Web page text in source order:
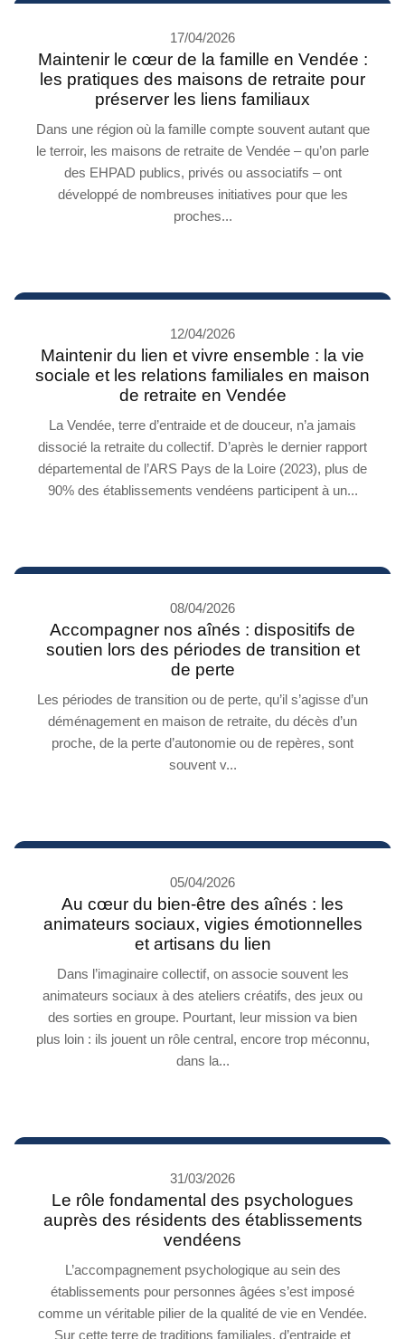
17/04/2026
Maintenir le cœur de la famille en Vendée :
les pratiques des maisons de retraite pour
préserver les liens familiaux
Dans une région où la famille compte souvent autant que
le terroir, les maisons de retraite de Vendée – qu’on parle
des EHPAD publics, privés ou associatifs – ont
développé de nombreuses initiatives pour que les
proches...
12/04/2026
Maintenir du lien et vivre ensemble : la vie
sociale et les relations familiales en maison
de retraite en Vendée
La Vendée, terre d’entraide et de douceur, n’a jamais
dissocié la retraite du collectif. D’après le dernier rapport
départemental de l’ARS Pays de la Loire (2023), plus de
90% des établissements vendéens participent à un...
08/04/2026
Accompagner nos aînés : dispositifs de
soutien lors des périodes de transition et
de perte
Les périodes de transition ou de perte, qu’il s’agisse d’un
déménagement en maison de retraite, du décès d’un
proche, de la perte d’autonomie ou de repères, sont
souvent v...
05/04/2026
Au cœur du bien-être des aînés : les
animateurs sociaux, vigies émotionnelles
et artisans du lien
Dans l’imaginaire collectif, on associe souvent les
animateurs sociaux à des ateliers créatifs, des jeux ou
des sorties en groupe. Pourtant, leur mission va bien
plus loin : ils jouent un rôle central, encore trop méconnu,
dans la...
31/03/2026
Le rôle fondamental des psychologues
auprès des résidents des établissements
vendéens
L’accompagnement psychologique au sein des
établissements pour personnes âgées s’est imposé
comme un véritable pilier de la qualité de vie en Vendée.
Sur cette terre de traditions familiales, d’entraide et